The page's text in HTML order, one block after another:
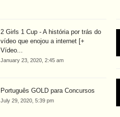
2 Girls 1 Cup - A história por trás do
vídeo que enojou a internet [+
Vídeo...
January 23, 2020, 2:45 am
Português GOLD para Concursos
July 29, 2020, 5:39 pm